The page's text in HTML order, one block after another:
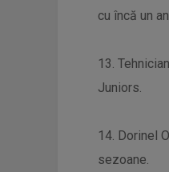
cu încă un
13.
Juniors.
14. Dorinel
sezoane.